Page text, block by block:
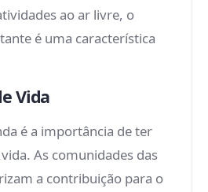
ao ar livre, o
é uma característica
Vida
é a importância de ter
As comunidades das
a contribuição para o